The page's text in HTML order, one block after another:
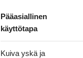
Pääasiallinen
käyttötapa
Kuiva yskä ja